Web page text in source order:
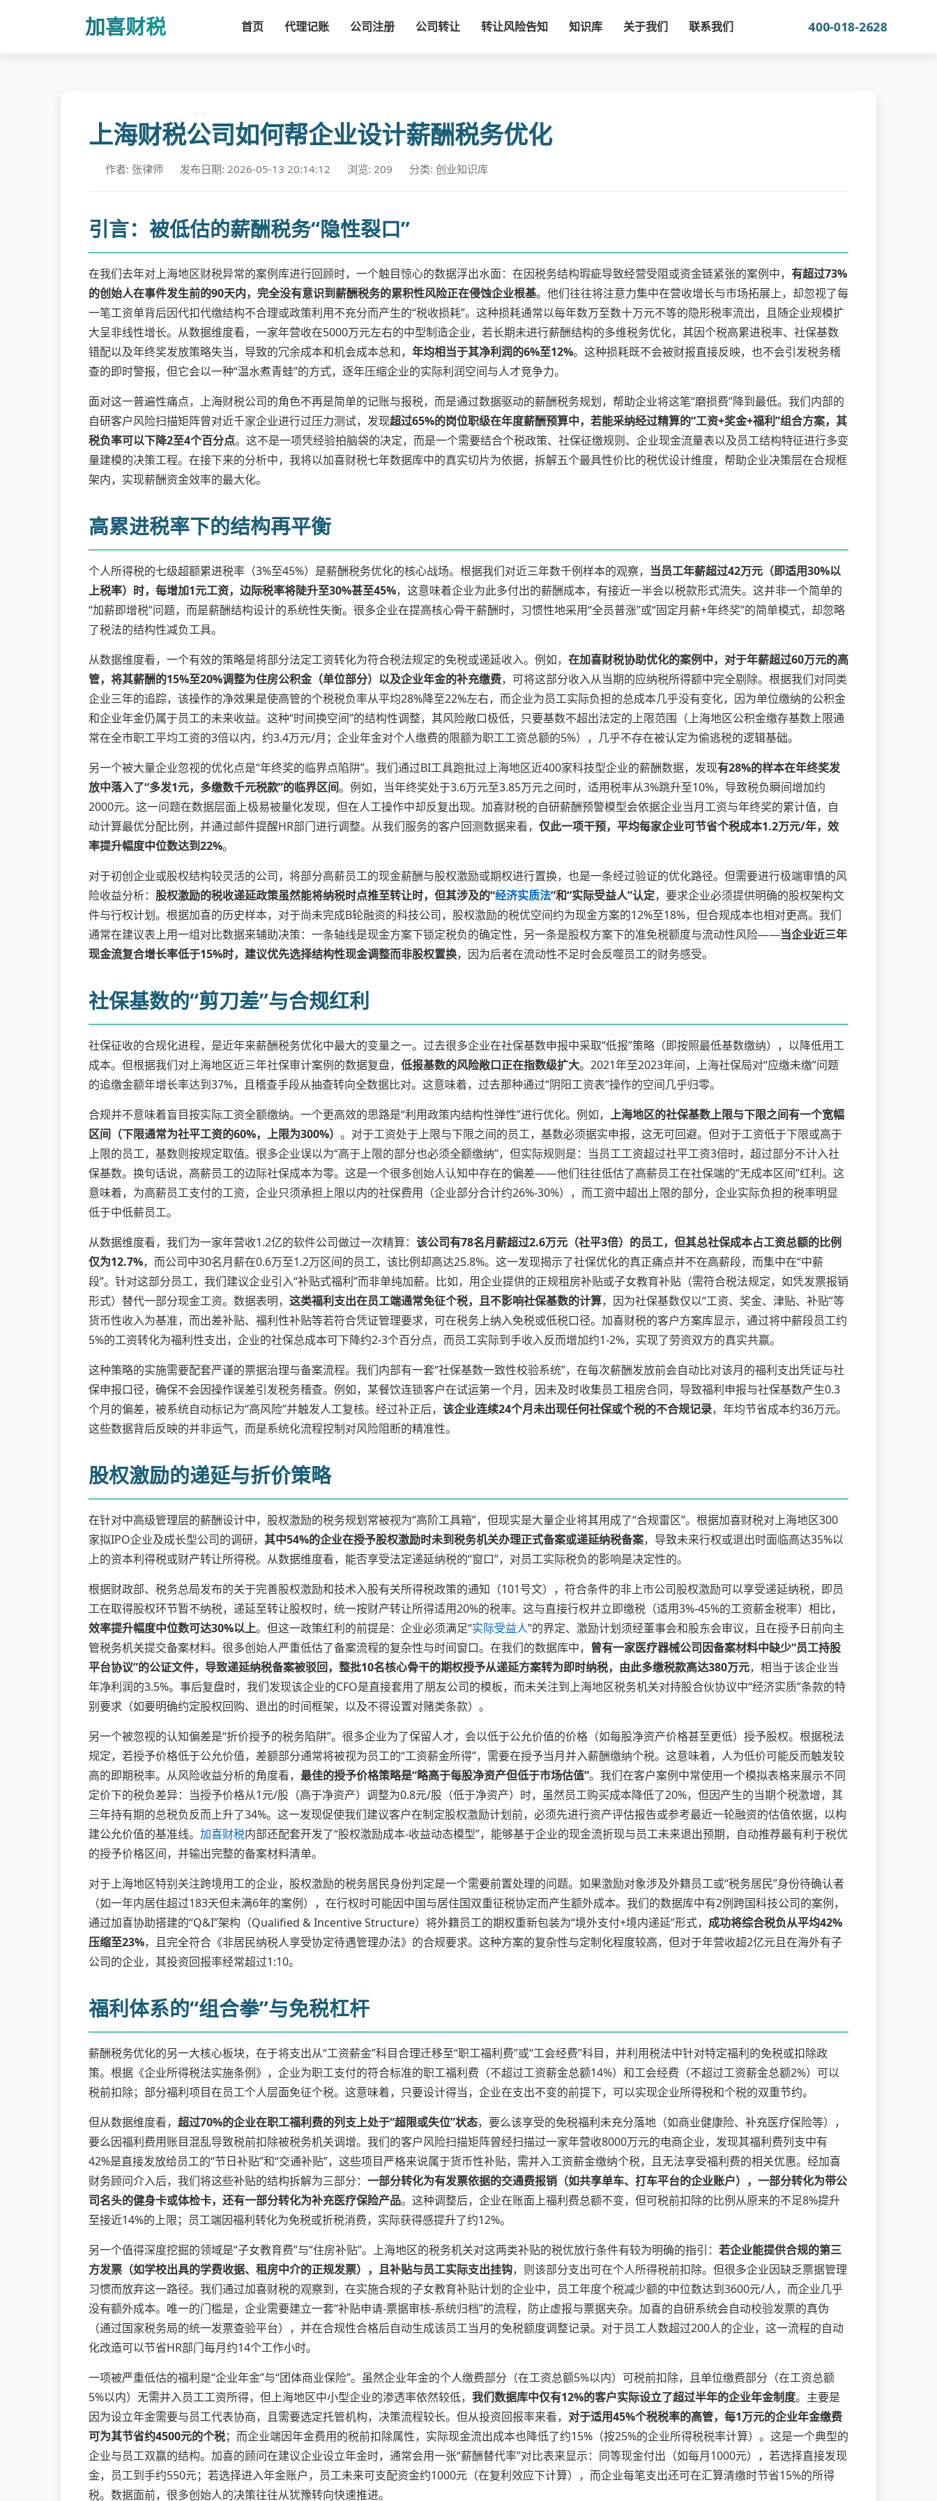
加喜财税 首页 代理记账 公司注册 公司转让 转让风险告知 知识库 关于我们 联系我们 400-018-2628
上海财税公司如何帮企业设计薪酬税务优化
作者: 张律师 发布日期: 2026-05-13 20:14:12 浏览: 209 分类: 创业知识库
引言：被低估的薪酬税务“隐性裂口”
在我们去年对上海地区财税异常的案例库进行回顾时，一个触目惊心的数据浮出水面：在因税务结构瑕疵导致经营受阻或资金链紧张的案例中， 有超过73%
的创始人在事件发生前的90天内，完全没有意识到薪酬税务的累积性风险正在侵蚀企业根基。他们往往将注意力集中在营收增长与市场拓展上，却忽视了每
一笔工资单背后因代扣代缴结构不合理或政策利用不充分而产生的“税收损耗”。这种损耗通常以每年数万至数十万元不等的隐形税率流出，且随企业规模扩
大呈非线性增长。从数据维度看，一家年营收在5000万元左右的中型制造企业，若长期未进行薪酬结构的多维税务优化，其因个税高累进税率、社保基数
错配以及年终奖发放策略失当，导致的冗余成本和机会成本总和， 年均相当于其净利润的6%至12%。这种损耗既不会被财报直接反映，也不会引发税务稽
查的即时警报，但它会以一种“温水煮青蛙”的方式，逐年压缩企业的实际利润空间与人才竞争力。
面对这一普遍性痛点，上海财税公司的角色不再是简单的记账与报税，而是通过数据驱动的薪酬税务规划，帮助企业将这笔“磨损费”降到最低。我们内部的
自研客户风险扫描矩阵曾对近千家企业进行过压力测试，发现超过65%的岗位职级在年度薪酬预算中，若能采纳经过精算的“工资+奖金+福利”组合方案，其
税负率可以下降2至4个百分点。这不是一项凭经验拍脑袋的决定，而是一个需要结合个税政策、社保征缴规则、企业现金流量表以及员工结构特征进行多变
量建模的决策工程。在接下来的分析中，我将以加喜财税七年数据库中的真实切片为依据，拆解五个最具性价比的税优设计维度，帮助企业决策层在合规框
架内，实现薪酬资金效率的最大化。
高累进税率下的结构再平衡
个人所得税的七级超额累进税率（3%至45%）是薪酬税务优化的核心战场。根据我们对近三年数千例样本的观察， 当员工年薪超过42万元（即适用30%以
上税率）时，每增加1元工资，边际税率将陡升至30%甚至45%，这意味着企业为此多付出的薪酬成本，有接近一半会以税款形式流失。这并非一个简单的
“加薪即增税”问题，而是薪酬结构设计的系统性失衡。很多企业在提高核心骨干薪酬时，习惯性地采用“全员普涨”或“固定月薪+年终奖”的简单模式，却忽略
了税法的结构性减负工具。
从数据维度看，一个有效的策略是将部分法定工资转化为符合税法规定的免税或递延收入。例如， 在加喜财税协助优化的案例中，对于年薪超过60万元的高
管，将其薪酬的15%至20%调整为住房公积金（单位部分）以及企业年金的补充缴费，可将这部分收入从当期的应纳税所得额中完全剔除。根据我们对同类
企业三年的追踪，该操作的净效果是使高管的个税税负率从平均28%降至22%左右，而企业为员工实际负担的总成本几乎没有变化，因为单位缴纳的公积金
和企业年金仍属于员工的未来收益。这种“时间换空间”的结构性调整，其风险敞口极低，只要基数不超出法定的上限范围（上海地区公积金缴存基数上限通
常在全市职工平均工资的3倍以内，约3.4万元/月；企业年金对个人缴费的限额为职工工资总额的5%），几乎不存在被认定为偷逃税的逻辑基础。
另一个被大量企业忽视的优化点是“年终奖的临界点陷阱”。我们通过BI工具跑批过上海地区近400家科技型企业的薪酬数据，发现有28%的样本在年终奖发
放中落入了“多发1元，多缴数千元税款”的临界区间。例如，当年终奖处于3.6万元至3.85万元之间时，适用税率从3%跳升至10%，导致税负瞬间增加约
2000元。这一问题在数据层面上极易被量化发现，但在人工操作中却反复出现。加喜财税的自研薪酬预警模型会依据企业当月工资与年终奖的累计值，自
动计算最优分配比例，并通过邮件提醒HR部门进行调整。从我们服务的客户回测数据来看， 仅此一项干预，平均每家企业可节省个税成本1.2万元/年，效
率提升幅度中位数达到22%。
对于初创企业或股权结构较灵活的公司，将部分高薪员工的现金薪酬与股权激励或期权进行置换，也是一条经过验证的优化路径。但需要进行极端审慎的风
险收益分析： 股权激励的税收递延政策虽然能将纳税时点推至转让时，但其涉及的“经济实质法”和“实际受益人”认定，要求企业必须提供明确的股权架构文
件与行权计划。根据加喜的历史样本，对于尚未完成B轮融资的科技公司，股权激励的税优空间约为现金方案的12%至18%，但合规成本也相对更高。我们
通常在建议表上用一组对比数据来辅助决策：一条轴线是现金方案下锁定税负的确定性，另一条是股权方案下的准免税额度与流动性风险——当企业近三年
现金流复合增长率低于15%时，建议优先选择结构性现金调整而非股权置换，因为后者在流动性不足时会反噬员工的财务感受。
社保基数的“剪刀差”与合规红利
社保征收的合规化进程，是近年来薪酬税务优化中最大的变量之一。过去很多企业在社保基数申报中采取“低报”策略（即按照最低基数缴纳），以降低用工
成本。但根据我们对上海地区近三年社保审计案例的数据复盘， 低报基数的风险敞口正在指数级扩大。2021年至2023年间，上海社保局对“应缴未缴”问题
的追缴金额年增长率达到37%，且稽查手段从抽查转向全数据比对。这意味着，过去那种通过“阴阳工资表”操作的空间几乎归零。
合规并不意味着盲目按实际工资全额缴纳。一个更高效的思路是“利用政策内结构性弹性”进行优化。例如， 上海地区的社保基数上限与下限之间有一个宽幅
区间（下限通常为社平工资的60%，上限为300%） 。对于工资处于上限与下限之间的员工，基数必须据实申报，这无可回避。但对于工资低于下限或高于
上限的员工，基数则按规定取值。很多企业误以为“高于上限的部分也必须全额缴纳”，但实际规则是：当员工工资超过社平工资3倍时，超过部分不计入社
保基数。换句话说，高薪员工的边际社保成本为零。这是一个很多创始人认知中存在的偏差——他们往往低估了高薪员工在社保端的“无成本区间”红利。这
意味着，为高薪员工支付的工资，企业只须承担上限以内的社保费用（企业部分合计约26%-30%），而工资中超出上限的部分，企业实际负担的税率明显
低于中低薪员工。
从数据维度看，我们为一家年营收1.2亿的软件公司做过一次精算： 该公司有78名月薪超过2.6万元（社平3倍）的员工，但其总社保成本占工资总额的比例
仅为12.7%，而公司中30名月薪在0.6万至1.2万区间的员工，该比例却高达25.8%。这一发现揭示了社保优化的真正痛点并不在高薪段，而集中在“中薪
段”。针对这部分员工，我们建议企业引入“补贴式福利”而非单纯加薪。比如，用企业提供的正规租房补贴或子女教育补贴（需符合税法规定，如凭发票报销
形式）替代一部分现金工资。数据表明， 这类福利支出在员工端通常免征个税，且不影响社保基数的计算，因为社保基数仅以“工资、奖金、津贴、补贴”等
货币性收入为基准，而出差补贴、福利性补贴等若符合凭证管理要求，可在税务上纳入免税或低税口径。加喜财税的客户方案库显示，通过将中薪段员工约
5%的工资转化为福利性支出，企业的社保总成本可下降约2-3个百分点，而员工实际到手收入反而增加约1-2%，实现了劳资双方的真实共赢。
这种策略的实施需要配套严谨的票据治理与备案流程。我们内部有一套“社保基数一致性校验系统”，在每次薪酬发放前会自动比对该月的福利支出凭证与社
保申报口径，确保不会因操作误差引发税务稽查。例如，某餐饮连锁客户在试运第一个月，因未及时收集员工租房合同，导致福利申报与社保基数产生0.3
个月的偏差，被系统自动标记为“高风险”并触发人工复核。经过补正后， 该企业连续24个月未出现任何社保或个税的不合规记录，年均节省成本约36万元。
这些数据背后反映的并非运气，而是系统化流程控制对风险阻断的精准性。
股权激励的递延与折价策略
在针对中高级管理层的薪酬设计中，股权激励的税务规划常被视为“高阶工具箱”，但现实是大量企业将其用成了“合规雷区”。根据加喜财税对上海地区300
家拟IPO企业及成长型公司的调研， 其中54%的企业在授予股权激励时未到税务机关办理正式备案或递延纳税备案，导致未来行权或退出时面临高达35%以
上的资本利得税或财产转让所得税。从数据维度看，能否享受法定递延纳税的“窗口”，对员工实际税负的影响是决定性的。
根据财政部、税务总局发布的关于完善股权激励和技术入股有关所得税政策的通知（101号文），符合条件的非上市公司股权激励可以享受递延纳税，即员
工在取得股权环节暂不纳税，递延至转让股权时，统一按财产转让所得适用20%的税率。这与直接行权并立即缴税（适用3%-45%的工资薪金税率）相比，
效率提升幅度中位数可达30%以上。但这一政策红利的前提是：企业必须满足“实际受益人”的界定、激励计划须经董事会和股东会审议，且在授予日前向主
管税务机关提交备案材料。很多创始人严重低估了备案流程的复杂性与时间窗口。在我们的数据库中， 曾有一家医疗器械公司因备案材料中缺少“员工持股
平台协议”的公证文件，导致递延纳税备案被驳回，整批10名核心骨干的期权授予从递延方案转为即时纳税，由此多缴税款高达380万元，相当于该企业当
年净利润的3.5%。事后复盘时，我们发现该企业的CFO是直接套用了朋友公司的模板，而未关注到上海地区税务机关对持股合伙协议中“经济实质”条款的特
别要求（如要明确约定股权回购、退出的时间框架，以及不得设置对赌类条款）。
另一个被忽视的认知偏差是“折价授予的税务陷阱”。很多企业为了保留人才，会以低于公允价值的价格（如每股净资产价格甚至更低）授予股权。根据税法
规定，若授予价格低于公允价值，差额部分通常将被视为员工的“工资薪金所得”，需要在授予当月并入薪酬缴纳个税。这意味着，人为低价可能反而触发较
高的即期税率。从风险收益分析的角度看， 最佳的授予价格策略是“略高于每股净资产但低于市场估值”。我们在客户案例中常使用一个模拟表格来展示不同
定价下的税负差异：当授予价格从1元/股（高于净资产）调整为0.8元/股（低于净资产）时，虽然员工购买成本降低了20%，但因产生的当期个税激增，其
三年持有期的总税负反而上升了34%。这一发现促使我们建议客户在制定股权激励计划前，必须先进行资产评估报告或参考最近一轮融资的估值依据，以构
建公允价值的基准线。 加喜财税内部还配套开发了“股权激励成本-收益动态模型”，能够基于企业的现金流折现与员工未来退出预期，自动推荐最有利于税优
的授予价格区间，并输出完整的备案材料清单。
对于上海地区特别关注跨境用工的企业，股权激励的税务居民身份判定是一个需要前置处理的问题。如果激励对象涉及外籍员工或“税务居民”身份待确认者
（如一年内居住超过183天但未满6年的案例），在行权时可能因中国与居住国双重征税协定而产生额外成本。我们的数据库中有2例跨国科技公司的案例，
通过加喜协助搭建的“Q&I”架构（Qualified & Incentive Structure）将外籍员工的期权重新包装为“境外支付+境内递延”形式， 成功将综合税负从平均42%
压缩至23%，且完全符合《非居民纳税人享受协定待遇管理办法》的合规要求。这种方案的复杂性与定制化程度较高，但对于年营收超2亿元且在海外有子
公司的企业，其投资回报率经常超过1:10。
福利体系的“组合拳”与免税杠杆
薪酬税务优化的另一大核心板块，在于将支出从“工资薪金”科目合理迁移至“职工福利费”或“工会经费”科目，并利用税法中针对特定福利的免税或扣除政
策。根据《企业所得税法实施条例》，企业为职工支付的符合标准的职工福利费（不超过工资薪金总额14%）和工会经费（不超过工资薪金总额2%）可以
税前扣除；部分福利项目在员工个人层面免征个税。这意味着，只要设计得当，企业在支出不变的前提下，可以实现企业所得税和个税的双重节约。
但从数据维度看， 超过70%的企业在职工福利费的列支上处于“超限或失位”状态，要么该享受的免税福利未充分落地（如商业健康险、补充医疗保险等），
要么因福利费用账目混乱导致税前扣除被税务机关调增。我们的客户风险扫描矩阵曾经扫描过一家年营收8000万元的电商企业，发现其福利费列支中有
42%是直接发放给员工的“节日补贴”和“交通补贴”，这些项目严格来说属于货币性补贴，需并入工资薪金缴纳个税，且无法享受福利费的相关优惠。经加喜
财务顾问介入后，我们将这些补贴的结构拆解为三部分： 一部分转化为有发票依据的交通费报销（如共享单车、打车平台的企业账户），一部分转化为带公
司名头的健身卡或体检卡，还有一部分转化为补充医疗保险产品。这种调整后，企业在账面上福利费总额不变，但可税前扣除的比例从原来的不足8%提升
至接近14%的上限；员工端因福利转化为免税或折税消费，实际获得感提升了约12%。
另一个值得深度挖掘的领域是“子女教育费”与“住房补贴”。上海地区的税务机关对这两类补贴的税优放行条件有较为明确的指引： 若企业能提供合规的第三
方发票（如学校出具的学费收据、租房中介的正规发票），且补贴与员工实际支出挂钩，则该部分支出可在个人所得税前扣除。但很多企业因缺乏票据管理
习惯而放弃这一路径。我们通过加喜财税的观察到，在实施合规的子女教育补贴计划的企业中，员工年度个税减少额的中位数达到3600元/人，而企业几乎
没有额外成本。唯一的门槛是，企业需要建立一套“补贴申请-票据审核-系统归档”的流程，防止虚报与票据夹杂。加喜的自研系统会自动校验发票的真伪
（通过国家税务局的统一发票查验平台），并在合规性合格后自动生成该员工当月的免税额度调整记录。对于员工人数超过200人的企业，这一流程的自动
化改造可以节省HR部门每月约14个工作小时。
一项被严重低估的福利是“企业年金”与“团体商业保险”。虽然企业年金的个人缴费部分（在工资总额5%以内）可税前扣除，且单位缴费部分（在工资总额
5%以内）无需并入员工工资所得，但上海地区中小型企业的渗透率依然较低， 我们数据库中仅有12%的客户实际设立了超过半年的企业年金制度。主要是
因为设立年金需要与员工代表协商，且需要选定托管机构，决策流程较长。但从投资回报率来看， 对于适用45%个税税率的高管，每1万元的企业年金缴费
可为其节省约4500元的个税；而企业端因年金费用的税前扣除属性，实际现金流出成本也降低了约15%（按25%的企业所得税税率计算）。这是一个典型的
企业与员工双赢的结构。加喜的顾问在建议企业设立年金时，通常会用一张“薪酬替代率”对比表来显示：同等现金付出（如每月1000元），若选择直接发现
金，员工到手约550元；若选择进入年金账户，员工未来可支配资金约1000元（在复利效应下计算），而企业每笔支出还可在汇算清缴时节省15%的所得
税。数据面前，很多创始人的决策往往从犹豫转向快速推进。